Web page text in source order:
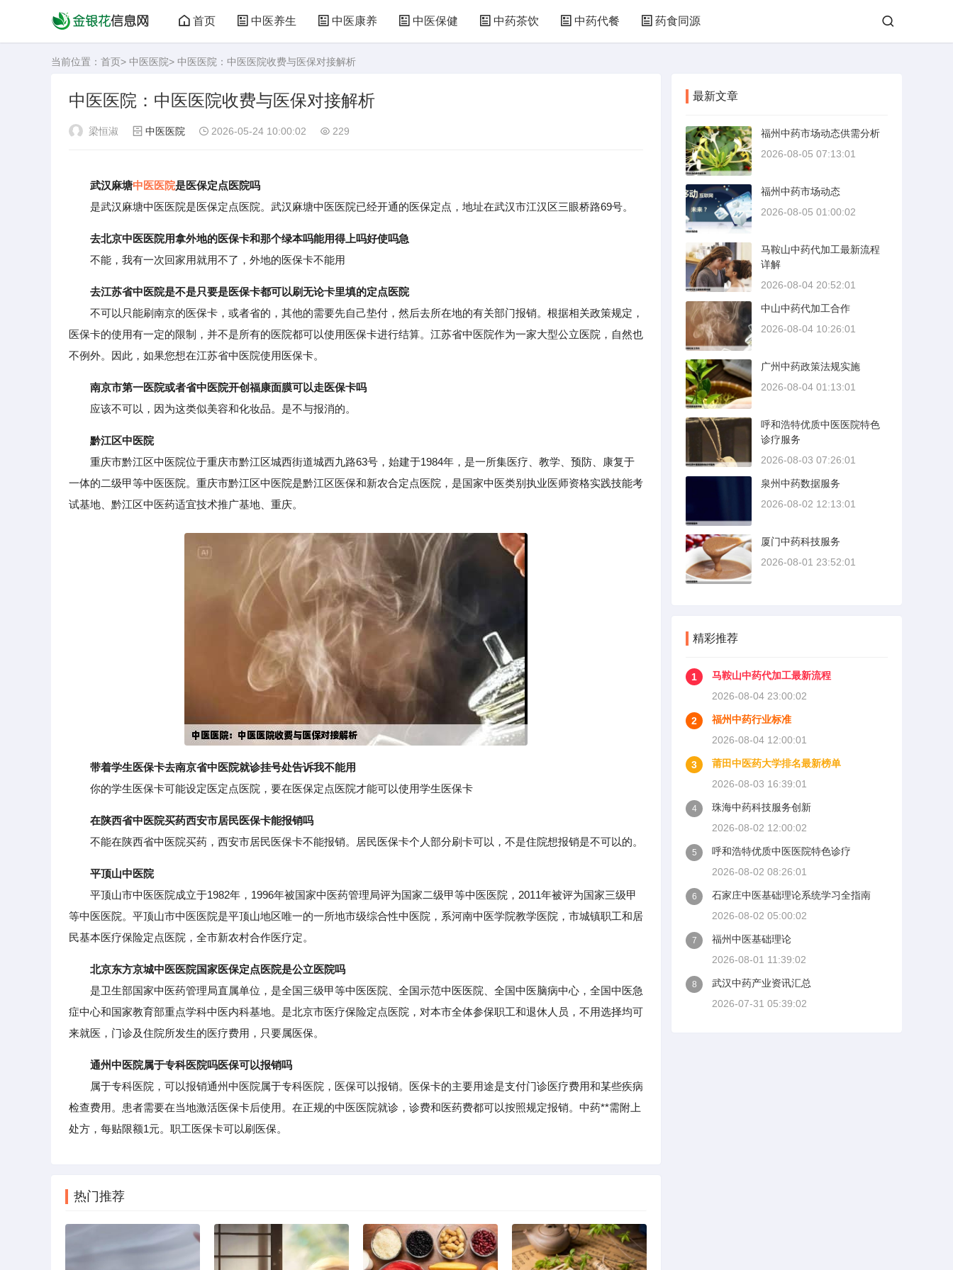
首页 中医养生 中医康养 中医保健 中药茶饮 中药代餐 药食同源
当前位置： 首页> 中医医院> 中医医院：中医医院收费与医保对接解析
中医医院：中医医院收费与医保对接解析
梁恒淑 中医医院 2026-05-24 10:00:02 229
武汉麻塘中医医院是医保定点医院吗
是武汉麻塘中医医院是医保定点医院。武汉麻塘中医医院已经开通的医保定点，地址在武汉市江汉区三眼桥路69号。
去北京中医医院用拿外地的医保卡和那个绿本吗能用得上吗好使吗急
不能，我有一次回家用就用不了，外地的医保卡不能用
去江苏省中医院是不是只要是医保卡都可以刷无论卡里填的定点医院
不可以只能刷南京的医保卡，或者省的，其他的需要先自己垫付，然后去所在地的有关部门报销。根据相关政策规定，
医保卡的使用有一定的限制，并不是所有的医院都可以使用医保卡进行结算。江苏省中医院作为一家大型公立医院，自然也
不例外。因此，如果您想在江苏省中医院使用医保卡。
南京市第一医院或者省中医院开创福康面膜可以走医保卡吗
应该不可以，因为这类似美容和化妆品。是不与报消的。
黔江区中医院
重庆市黔江区中医院位于重庆市黔江区城西街道城西九路63号，始建于1984年，是一所集医疗、教学、预防、康复于
一体的二级甲等中医医院。重庆市黔江区中医院是黔江区医保和新农合定点医院，是国家中医类别执业医师资格实践技能考
试基地、黔江区中医药适宜技术推广基地、重庆。
带着学生医保卡去南京省中医院就诊挂号处告诉我不能用
你的学生医保卡可能设定医定点医院，要在医保定点医院才能可以使用学生医保卡
在陕西省中医院买药西安市居民医保卡能报销吗
不能在陕西省中医院买药，西安市居民医保卡不能报销。居民医保卡个人部分刷卡可以，不是住院想报销是不可以的。
平顶山中医院
平顶山市中医医院成立于1982年，1996年被国家中医药管理局评为国家二级甲等中医医院，2011年被评为国家三级甲
等中医医院。平顶山市中医医院是平顶山地区唯一的一所地市级综合性中医院，系河南中医学院教学医院，市城镇职工和居
民基本医疗保险定点医院，全市新农村合作医疗定。
北京东方京城中医医院国家医保定点医院是公立医院吗
是卫生部国家中医药管理局直属单位，是全国三级甲等中医医院、全国示范中医医院、全国中医脑病中心，全国中医急
症中心和国家教育部重点学科中医内科基地。是北京市医疗保险定点医院，对本市全体参保职工和退休人员，不用选择均可
来就医，门诊及住院所发生的医疗费用，只要属医保。
通州中医院属于专科医院吗医保可以报销吗
属于专科医院，可以报销通州中医院属于专科医院，医保可以报销。医保卡的主要用途是支付门诊医疗费用和某些疾病
检查费用。患者需要在当地激活医保卡后使用。在正规的中医医院就诊，诊费和医药费都可以按照规定报销。中药**需附上
处方，每贴限额1元。职工医保卡可以刷医保。
热门推荐
最新文章
福州中药市场动态供需分析
2026-08-05 07:13:01
福州中药市场动态
2026-08-05 01:00:02
马鞍山中药代加工最新流程
详解
2026-08-04 20:52:01
中山中药代加工合作
2026-08-04 10:26:01
广州中药政策法规实施
2026-08-04 01:13:01
呼和浩特优质中医医院特色
诊疗服务
2026-08-03 07:26:01
泉州中药数据服务
2026-08-02 12:13:01
厦门中药科技服务
2026-08-01 23:52:01
精彩推荐
1
马鞍山中药代加工最新流程
2026-08-04 23:00:02
2
福州中药行业标准
2026-08-04 12:00:01
3
莆田中医药大学排名最新榜单
2026-08-03 16:39:01
4
珠海中药科技服务创新
2026-08-02 12:00:02
5
呼和浩特优质中医医院特色诊疗
2026-08-02 08:26:01
6
石家庄中医基础理论系统学习全指南
2026-08-02 05:00:02
7
福州中医基础理论
2026-08-01 11:39:02
8
武汉中药产业资讯汇总
2026-07-31 05:39:02